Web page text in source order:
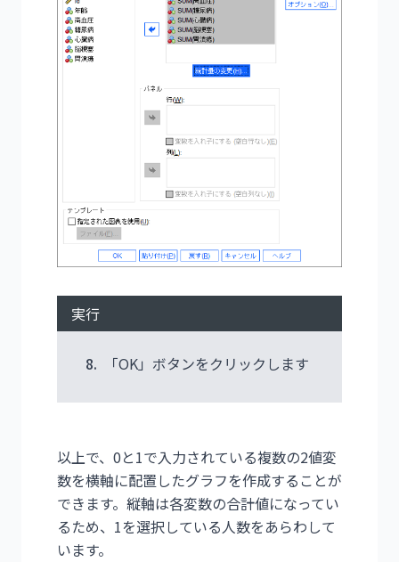
実行
8. 「OK」ボタンをクリックします
以上で、0と1で入力されている複数の2値変
数を横軸に配置したグラフを作成することが
できます。縦軸は各変数の合計値になってい
るため、1を選択している人数をあらわして
います。